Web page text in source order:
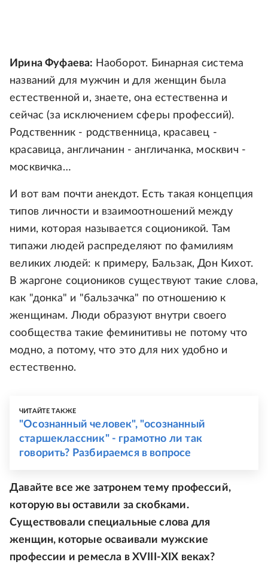
Ирина Фуфаева: Наоборот. Бинарная система
названий для мужчин и для женщин была
естественной и, знаете, она естественна и
сейчас (за исключением сферы профессий).
Родственник - родственница, красавец -
красавица, англичанин - англичанка, москвич -
москвичка…
И вот вам почти анекдот. Есть такая концепция
типов личности и взаимоотношений между
ними, которая называется соционикой. Там
типажи людей распределяют по фамилиям
великих людей: к примеру, Бальзак, Дон Кихот.
В жаргоне социоников существуют такие слова,
как "донка" и "бальзачка" по отношению к
женщинам. Люди образуют внутри своего
сообщества такие феминитивы не потому что
модно, а потому, что это для них удобно и
естественно.
ЧИТАЙТЕ ТАКЖЕ
"Осознанный человек", "осознанный
старшеклассник" - грамотно ли так
говорить? Разбираемся в вопросе
Давайте все же затронем тему профессий,
которую вы оставили за скобками.
Существовали специальные слова для
женщин, которые осваивали мужские
профессии и ремесла в XVIII-XIX веках?